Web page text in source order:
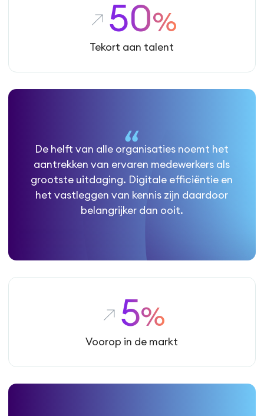
50%
Tekort aan talent
De helft van alle organisaties noemt het
aantrekken van ervaren medewerkers als
grootste uitdaging. Digitale efficiëntie en
het vastleggen van kennis zijn daardoor
belangrijker dan ooit.
5%
Voorop in de markt